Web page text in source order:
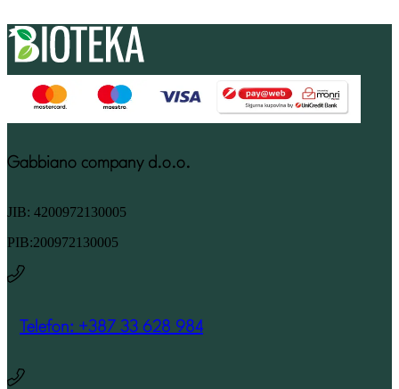
Gabbiano company d.o.o.
JIB: 4200972130005
PIB:200972130005
Telefon: +387 33 628 984